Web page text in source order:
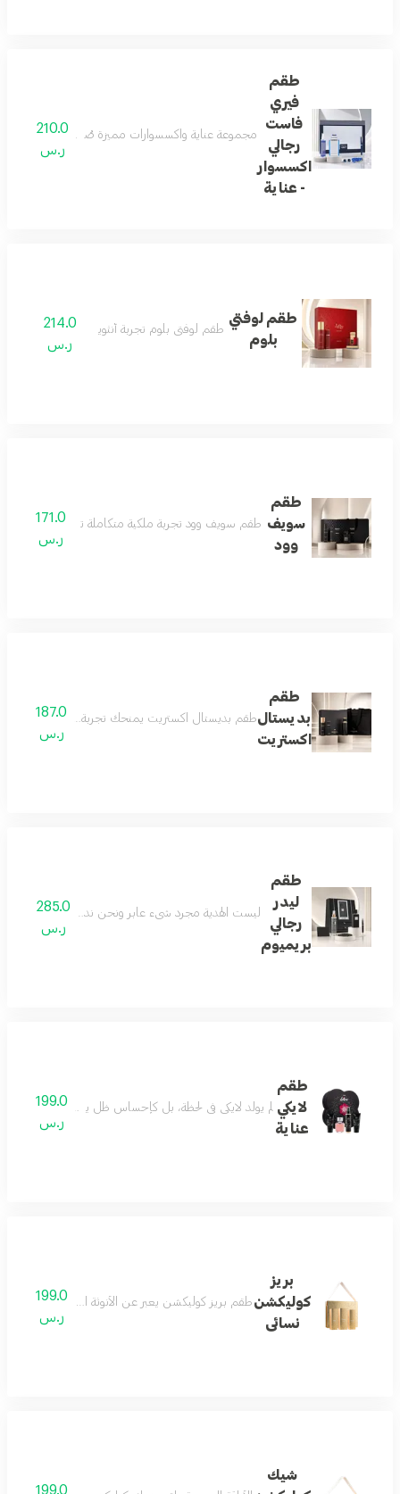
طقم
فيري
فاست
رجالي
اكسسوار
- عناية
مجموعة عناية واكسسوارات مميزة صُممت للرجل
210.0
ر.س
طقم لوفتي
بلوم
طقم لوفتي بلوم تجربة أنثوية متكاملة
214.0
ر.س
طقم
سويف
وود
طقم سويف وود تجربة ملكية متكاملة تبدأ بعطر فاخر
171.0
ر.س
طقم
بديستال
اكستريت
طقم بديستال اكستريت يمنحك تجربة عطرية متكاملة
187.0
ر.س
طقم
ليدر
رجالي
بريميوم
ليست الهدية مجرد شيء عابر ونحن ندرك جيداً معناها
285.0
ر.س
طقم
لايكي
عناية
لم يولد لايكي في لحظة، بل كإحساسٍ ظلّ يتشكّل بهدوء. بدأ
199.0
ر.س
بريز
كوليكشن
نسائى
طقم بريز كوليكشن يعبر عن الأنوثة الرقيقة التي تمزج
199.0
ر.س
شيك
199.0